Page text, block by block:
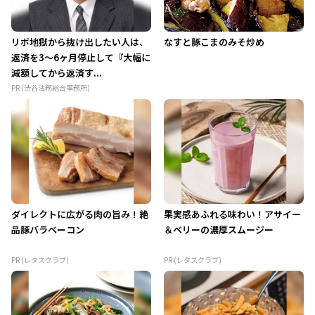
リボ地獄から抜け出したい人は、
返済を3～6ヶ月停止して『大幅に
減額してから返済す...
PR (渋谷法務総合事務所)
なすと豚こまのみそ炒め
ダイレクトに広がる肉の旨み！絶
品豚バラベーコン
PR (レタスクラブ)
果実感あふれる味わい！アサイー
＆ベリーの濃厚スムージー
PR (レタスクラブ)